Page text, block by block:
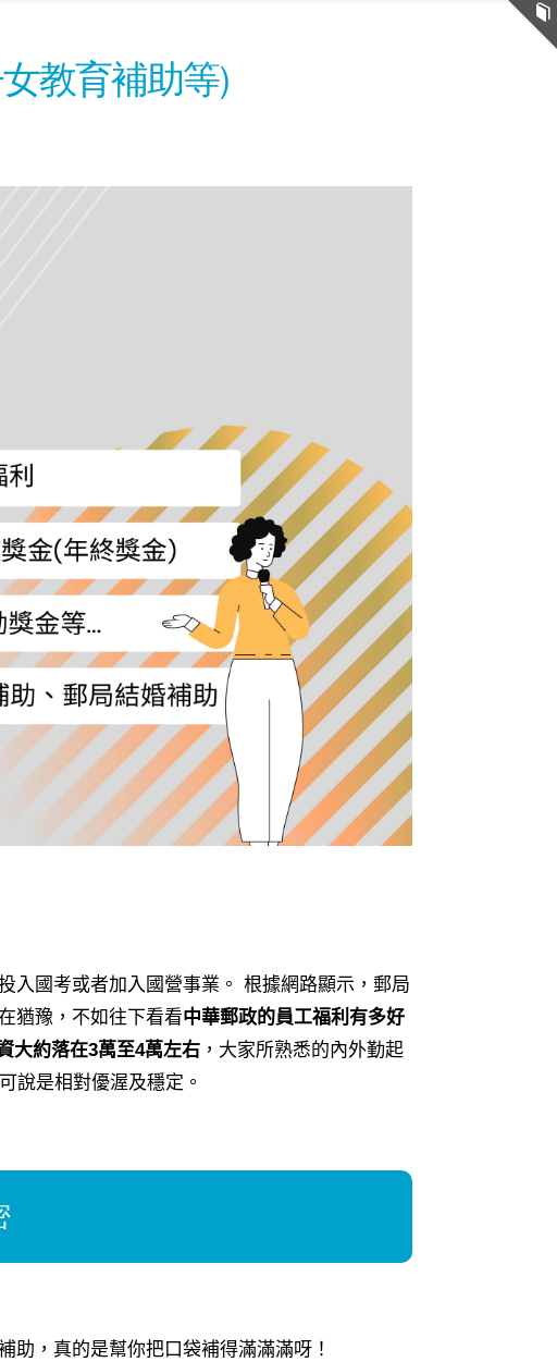
教育補助等)
入國考或者加入國營事業。 根據網路顯示，郵局
猶豫，不如往下看看中華郵政的員工福利有多好
大約落在3萬至4萬左右 ，大家所熟悉的內外勤起
說是相對優渥及穩定。
助，真的是幫你把口袋補得滿滿滿呀！